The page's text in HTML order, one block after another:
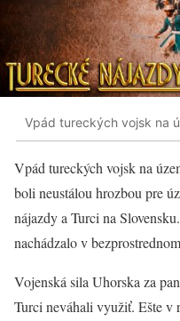
Vpád tureckých vojsk na
Vpád tureckých vojsk na
boli neustálou hrozbou pre
nájazdy a Turci na
nachádzalo v
Vojenská sila Uhorska za
Turci neváhali využiť. Ešte v